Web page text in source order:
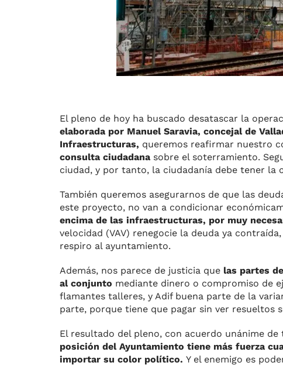
El pleno de hoy ha buscado desatascar la
elaborada por Manuel Saravia, concejal de
Infraestructuras, queremos reafirmar nuestro
consulta ciudadana sobre el soterramiento.
ciudad, y por tanto, la ciudadanía debe tener la
También queremos asegurarnos de que las
este proyecto, no van a condicionar
encima de las infraestructuras, por muy
velocidad (VAV) renegocie la deuda ya
respiro al ayuntamiento.
Además, nos parece de justicia que las partes
al conjunto mediante dinero o compromiso de
flamantes talleres, y Adif buena parte de la
parte, porque tiene que pagar sin ver resueltos
El resultado del pleno, con acuerdo unánime
posición del Ayuntamiento tiene más fuerza
importar su color político. Y el enemigo es